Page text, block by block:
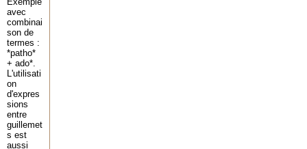
avec
combinai
son de
termes :
*patho*
+ ado*.
L'utilisati
on
d'expres
sions
entre
guillemet
s est
aussi